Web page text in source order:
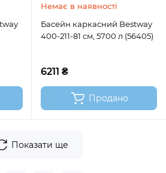
Немає в наявності
Басейн каркасний Bestway
400-211-81 см, 5700 л (56405)
6211 ₴
Продано
Показати ще